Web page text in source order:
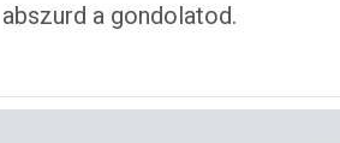
a gondolatod.